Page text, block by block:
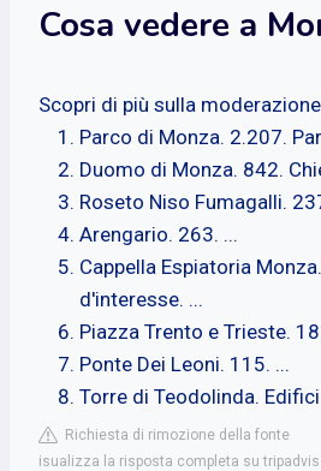
Cosa vedere a
Scopri di più sulla
Parco di Monza. 2.207.
Duomo di Monza. 842.
Roseto Niso Fumagalli.
Arengario. 263. ...
Cappella Espiatoria
d'interesse. ...
Piazza Trento e Trieste.
Ponte Dei Leoni. 115. ...
Torre di Teodolinda.
Richiesta di rimozione della fonte
isualizza la risposta completa su